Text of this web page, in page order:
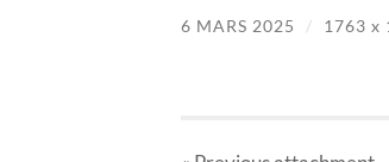
6 MARS 2025 / 1763 x